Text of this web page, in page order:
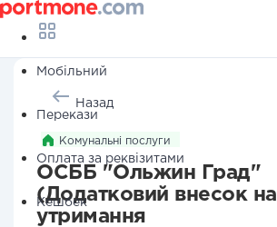
Мобільний
Перекази
Оплата за реквізитами
Кешбек
Назад
Комунальні послуги
ОСББ "Ольжин Град"
(Додатковий внесок на
утримання